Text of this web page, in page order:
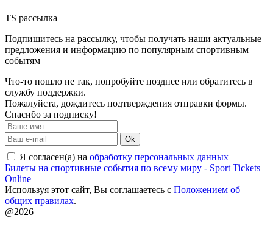
TS рассылка
Подпишитесь на рассылку, чтобы получать наши актуальные
предложения и информацию по популярным спортивным
событям
Что-то пошло не так, попробуйте позднее или обратитесь в
службу поддержки.
Пожалуйста, дождитесь подтверждения отправки формы.
Спасибо за подписку!
Ok
Я согласен(а) на обработку персональных данных
Билеты на спортивные события по всему миру - Sport Tickets
Online
Используя этот сайт, Вы соглашаетесь с Положением об
общих правилах.
@2026